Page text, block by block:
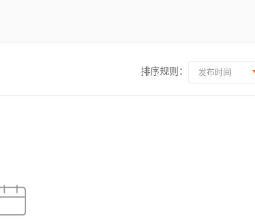
排序规则： 发布时间